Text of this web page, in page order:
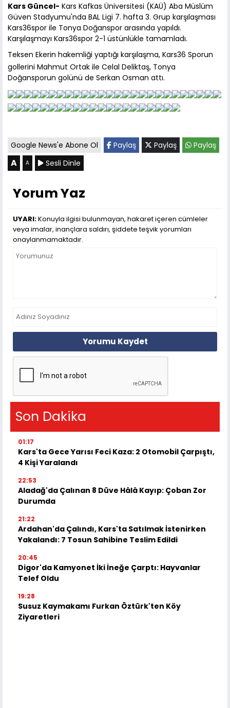
Kars Güncel- Kars Kafkas Üniversitesi (KAÜ) Aba Müslüm
Güven Stadyumu'nda BAL Ligi 7. hafta 3. Grup karşılaşması
Kars36spor ile Tonya Doğanspor arasında yapıldı.
Karşılaşmayı Kars36spor 2-1 üstünlükle tamamladı.
Teksen Ekerin hakemliği yaptığı karşılaşma, Kars36 Sporun
gollerini Mahmut Ortak ile Celal Deliktaş, Tonya
Doğansporun golünü de Serkan Osman attı.
Google News'e Abone Ol Paylaş Paylaş Paylaş
A A Sesli Dinle
Yorum Yaz
UYARI:Konuyla ilgisi bulunmayan, hakaret içeren cümleler
veya imalar, inançlara saldırı, şiddete teşvik yorumları
onaylanmamaktadır.
Yorumu Kaydet
Son Dakika
01:17
Kars'ta Gece Yarısı Feci Kaza: 2 Otomobil Çarpıştı,
4 Kişi Yaralandı
22:53
Aladağ'da Çalınan 8 Düve Hâlâ Kayıp: Çoban Zor
Durumda
21:22
Ardahan'da Çalındı, Kars'ta Satılmak İstenirken
Yakalandı: 7 Tosun Sahibine Teslim Edildi
20:45
Digor'da Kamyonet İki İneğe Çarptı: Hayvanlar
Telef Oldu
19:28
Susuz Kaymakamı Furkan Öztürk'ten Köy
Ziyaretleri